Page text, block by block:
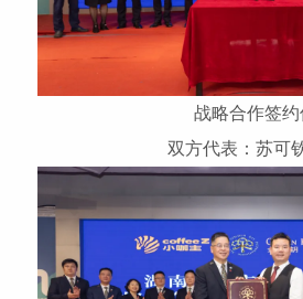
战略合作签
双方代表：苏可